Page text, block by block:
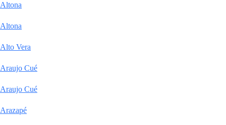
Altona
Altona
Alto Vera
Araujo Cué
Araujo Cué
Arazapé